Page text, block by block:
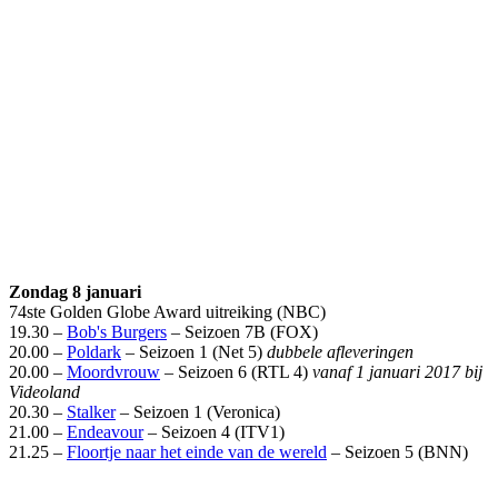
Zondag 8 januari
74ste Golden Globe Award uitreiking (NBC)
19.30 – Bob's Burgers – Seizoen 7B (FOX)
20.00 – Poldark – Seizoen 1 (Net 5) dubbele afleveringen
20.00 – Moordvrouw – Seizoen 6 (RTL 4) vanaf 1 januari 2017 bij
Videoland
20.30 – Stalker– Seizoen 1 (Veronica)
21.00 – Endeavour– Seizoen 4 (ITV1)
21.25 – Floortje naar het einde van de wereld – Seizoen 5 (BNN)